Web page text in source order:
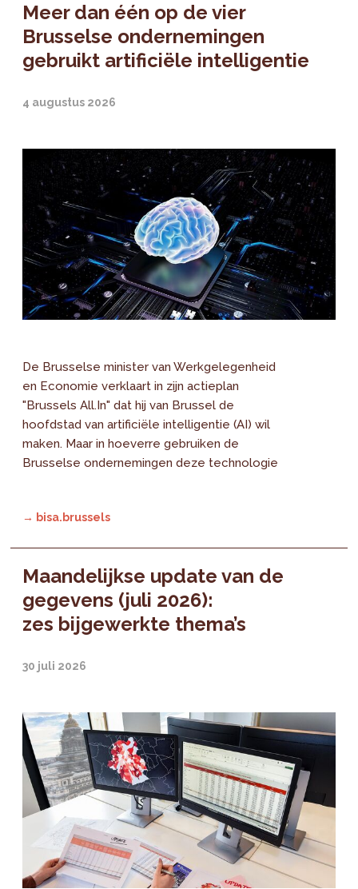
Meer dan één op de vier
Brusselse ondernemingen
gebruikt artificiële intelligentie
4 augustus 2026
De Brusselse minister van Werkgelegenheid
en Economie verklaart in zijn actieplan
"Brussels All.In" dat hij van Brussel de
hoofdstad van artificiële intelligentie (AI) wil
maken. Maar in hoeverre gebruiken de
Brusselse ondernemingen deze technologie
→ bisa.brussels
Maandelijkse update van de
gegevens (juli 2026):
zes bijgewerkte thema’s
30 juli 2026